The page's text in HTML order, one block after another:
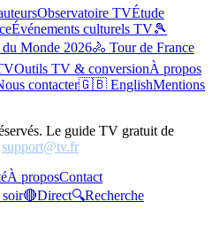
Observatoire TVÉtude
Événements culturels TV🎾
Monde 2026🚴 Tour de France
Outils TV & conversionÀ propos
contacter🇬🇧 EnglishMentions
Le guide TV gratuit de
support@tv.fr
À proposContact
soir🔴Direct🔍Recherche